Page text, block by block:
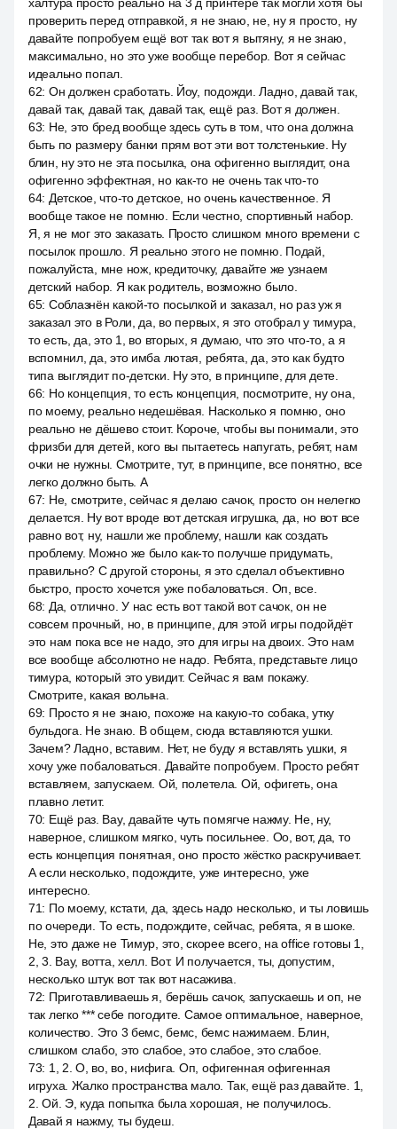
проверить перед отправкой, я не знаю, не, ну я просто, ну
давайте попробуем ещё вот так вот я вытяну, я не знаю,
максимально, но это уже вообще перебор. Вот я сейчас
идеально попал.
62: Он должен сработать. Йоу, подожди. Ладно, давай так,
давай так, давай так, давай так, ещё раз. Вот я должен.
63: Не, это бред вообще здесь суть в том, что она должна
быть по размеру банки прям вот эти вот толстенькие. Ну
блин, ну это не эта посылка, она офигенно выглядит, она
офигенно эффектная, но как-то не очень так что-то
64: Детское, что-то детское, но очень качественное. Я
вообще такое не помню. Если честно, спортивный набор.
Я, я не мог это заказать. Просто слишком много времени с
посылок прошло. Я реально этого не помню. Подай,
пожалуйста, мне нож, кредиточку, давайте же узнаем
детский набор. Я как родитель, возможно было.
65: Соблазнён какой-то посылкой и заказал, но раз уж я
заказал это в Роли, да, во первых, я это отобрал у тимура,
то есть, да, это 1, во вторых, я думаю, что это что-то, а я
вспомнил, да, это имба лютая, ребята, да, это как будто
типа выглядит по-детски. Ну это, в принципе, для дете.
66: Но концепция, то есть концепция, посмотрите, ну она,
по моему, реально недешёвая. Насколько я помню, оно
реально не дёшево стоит. Короче, чтобы вы понимали, это
фризби для детей, кого вы пытаетесь напугать, ребят, нам
очки не нужны. Смотрите, тут, в принципе, все понятно, все
легко должно быть. А
67: Не, смотрите, сейчас я делаю сачок, просто он нелегко
делается. Ну вот вроде вот детская игрушка, да, но вот все
равно вот, ну, нашли же проблему, нашли как создать
проблему. Можно же было как-то получше придумать,
правильно? С другой стороны, я это сделал объективно
быстро, просто хочется уже побаловаться. Оп, все.
68: Да, отлично. У нас есть вот такой вот сачок, он не
совсем прочный, но, в принципе, для этой игры подойдёт
это нам пока все не надо, это для игры на двоих. Это нам
все вообще абсолютно не надо. Ребята, представьте лицо
тимура, который это увидит. Сейчас я вам покажу.
Смотрите, какая волына.
69: Просто я не знаю, похоже на какую-то собака, утку
бульдога. Не знаю. В общем, сюда вставляются ушки.
Зачем? Ладно, вставим. Нет, не буду я вставлять ушки, я
хочу уже побаловаться. Давайте попробуем. Просто ребят
вставляем, запускаем. Ой, полетела. Ой, офигеть, она
плавно летит.
70: Ещё раз. Вау, давайте чуть помягче нажму. Не, ну,
наверное, слишком мягко, чуть посильнее. Оо, вот, да, то
есть концепция понятная, оно просто жёстко раскручивает.
А если несколько, подождите, уже интересно, уже
интересно.
71: По моему, кстати, да, здесь надо несколько, и ты ловишь
по очереди. То есть, подождите, сейчас, ребята, я в шоке.
Не, это даже не Тимур, это, скорее всего, на office готовы 1,
2, 3. Вау, вотта, хелл. Вот. И получается, ты, допустим,
несколько штук вот так вот насажива.
72: Приготавливаешь я, берёшь сачок, запускаешь и оп, не
так легко *** себе погодите. Самое оптимальное, наверное,
количество. Это 3 бемс, бемс, бемс нажимаем. Блин,
слишком слабо, это слабое, это слабое, это слабое.
73: 1, 2. О, во, во, нифига. Оп, офигенная офигенная
игруха. Жалко пространства мало. Так, ещё раз давайте. 1,
2. Ой. Э, куда попытка была хорошая, не получилось.
Давай я нажму, ты будеш.